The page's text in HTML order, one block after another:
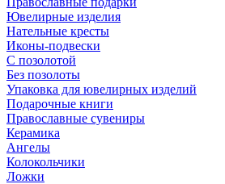
Ювелирные изделия
Нательные кресты
Иконы-подвески
С позолотой
Без позолоты
Упаковка для ювелирных изделий
Подарочные книги
Православные сувениры
Керамика
Ангелы
Колокольчики
Ложки